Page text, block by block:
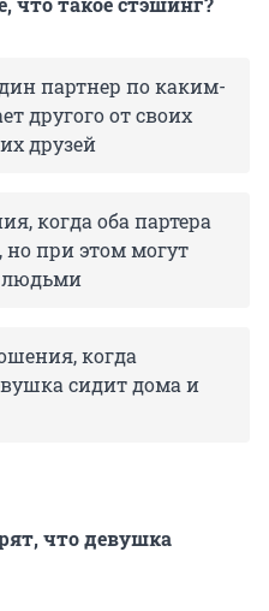
партнер по каким-
другого от своих
друзей
когда оба партера
но при этом могут
людьми
когда
сидит дома и
что девушка